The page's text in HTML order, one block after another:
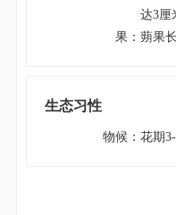
达3厘
果 ： 蒴果
生态习性
物候 ： 花期